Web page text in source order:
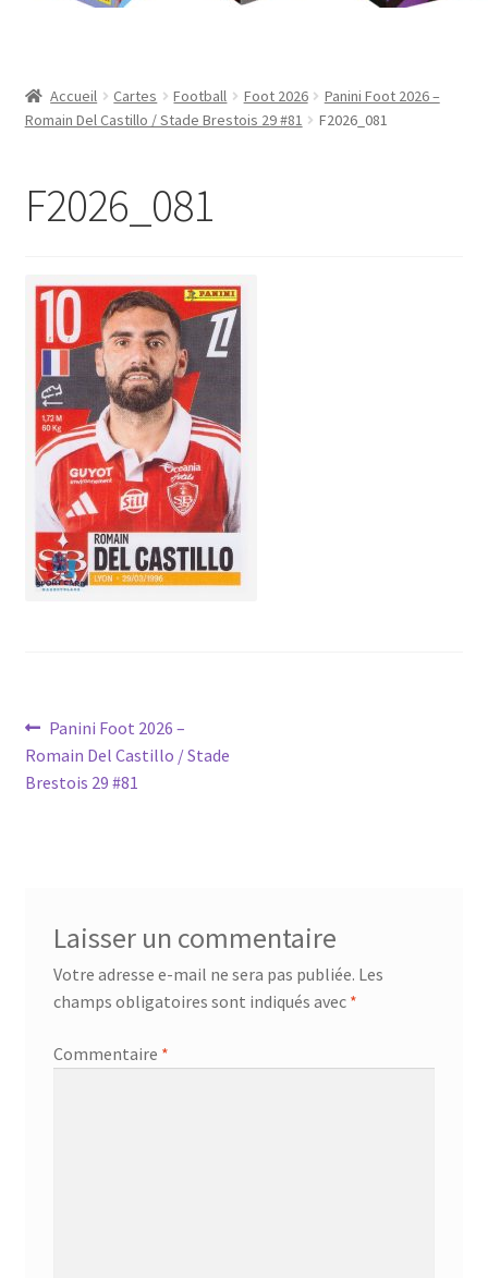
Mon compte
Panier
Accueil Cartes Football Foot 2026
Panini Foot 2026 –
Romain Del Castillo / Stade Brestois 29 #81
F2026_081
F2026_081
Navigation
de
Article
précédent :
Panini Foot 2026 –
Romain Del Castillo / Stade
Brestois 29 #81
Laisser un commentaire
Votre adresse e-mail ne sera pas publiée. Les
champs obligatoires sont indiqués avec *
Commentaire *